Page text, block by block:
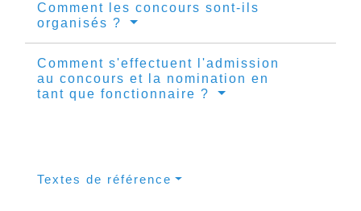
Comment les concours sont-ils
organisés ?
Comment s'effectuent l'admission
au concours et la nomination en
tant que fonctionnaire ?
Textes de référence